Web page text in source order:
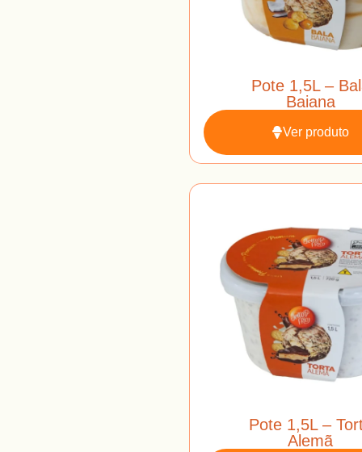
Pote 1,5L –
Baiana
Ver produto
Pote 1,5L –
Alemã